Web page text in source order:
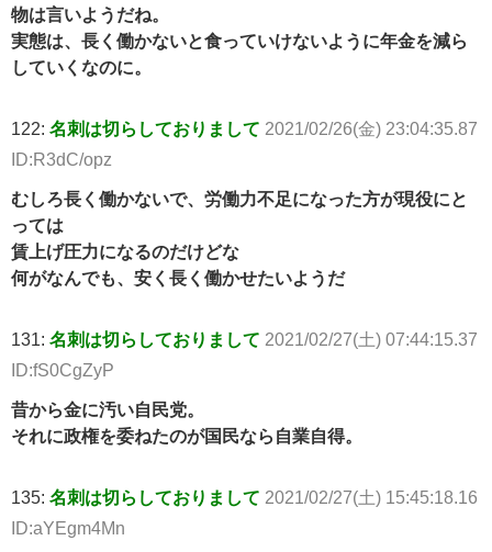
物は言いようだね。
実態は、長く働かないと食っていけないように年金を減ら
していくなのに。
122: 名刺は切らしておりまして 2021/02/26(金) 23:04:35.87
ID:R3dC/opz
むしろ長く働かないで、労働力不足になった方が現役にと
っては
賃上げ圧力になるのだけどな
何がなんでも、安く長く働かせたいようだ
131: 名刺は切らしておりまして 2021/02/27(土) 07:44:15.37
ID:fS0CgZyP
昔から金に汚い自民党。
それに政権を委ねたのが国民なら自業自得。
135: 名刺は切らしておりまして 2021/02/27(土) 15:45:18.16
ID:aYEgm4Mn